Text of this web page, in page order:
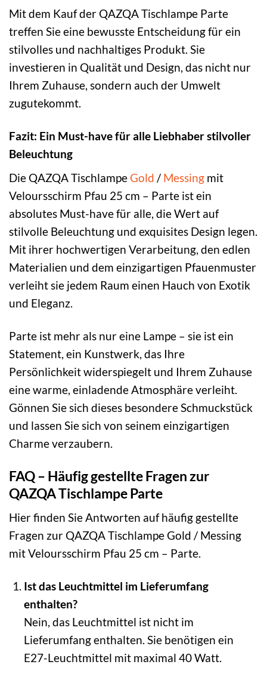
Mit dem Kauf der QAZQA Tischlampe Parte
treffen Sie eine bewusste Entscheidung für ein
stilvolles und nachhaltiges Produkt. Sie
investieren in Qualität und Design, das nicht nur
Ihrem Zuhause, sondern auch der Umwelt
zugutekommt.
Fazit: Ein Must-have für alle Liebhaber stilvoller
Beleuchtung
Die QAZQA Tischlampe Gold / Messing mit
Veloursschirm Pfau 25 cm – Parte ist ein
absolutes Must-have für alle, die Wert auf
stilvolle Beleuchtung und exquisites Design legen.
Mit ihrer hochwertigen Verarbeitung, den edlen
Materialien und dem einzigartigen Pfauenmuster
verleiht sie jedem Raum einen Hauch von Exotik
und Eleganz.
Parte ist mehr als nur eine Lampe – sie ist ein
Statement, ein Kunstwerk, das Ihre
Persönlichkeit widerspiegelt und Ihrem Zuhause
eine warme, einladende Atmosphäre verleiht.
Gönnen Sie sich dieses besondere Schmuckstück
und lassen Sie sich von seinem einzigartigen
Charme verzaubern.
FAQ – Häufig gestellte Fragen zur
QAZQA Tischlampe Parte
Hier finden Sie Antworten auf häufig gestellte
Fragen zur QAZQA Tischlampe Gold / Messing
mit Veloursschirm Pfau 25 cm – Parte.
Ist das Leuchtmittel im Lieferumfang
enthalten?
Nein, das Leuchtmittel ist nicht im
Lieferumfang enthalten. Sie benötigen ein
E27-Leuchtmittel mit maximal 40 Watt.